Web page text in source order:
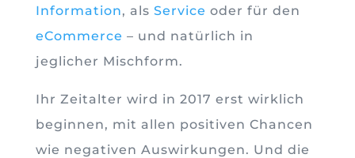
Information, als Service oder für den
eCommerce – und natürlich in
jeglicher Mischform.
Ihr Zeitalter wird in 2017 erst wirklich
beginnen, mit allen positiven Chancen
wie negativen Auswirkungen. Und die